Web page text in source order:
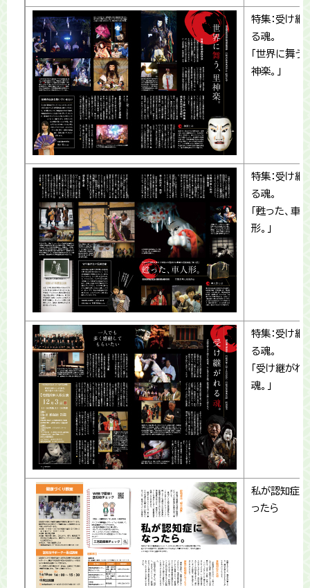
特集：受け継
る魂。
「世界に舞う
神楽。」
特集：受け継
る魂。
「甦った、車人
形。」
特集：受け継
る魂。
「受け継がれ
魂。」
私が認知症
ったら